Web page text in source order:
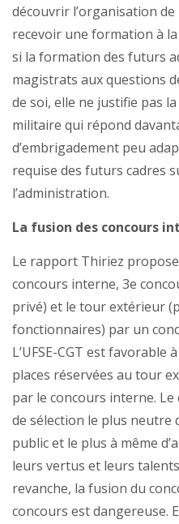
découvrir l’organisation
recevoir une formation à la
si la formation des futurs
magistrats aux questions
de soi, elle ne justifie pas
militaire qui répond
d’embrigadement peu
requise des futurs cadres
l’administration.
La fusion des concours
Le rapport Thiriez
concours interne, 3e
privé) et le tour extérieur
fonctionnaires) par un
L’UFSE-CGT est
places réservées au tour
par le concours interne.
de sélection le plus neutre
public et le plus à même
leurs vertus et leurs
revanche, la fusion du
concours est dangereuse.